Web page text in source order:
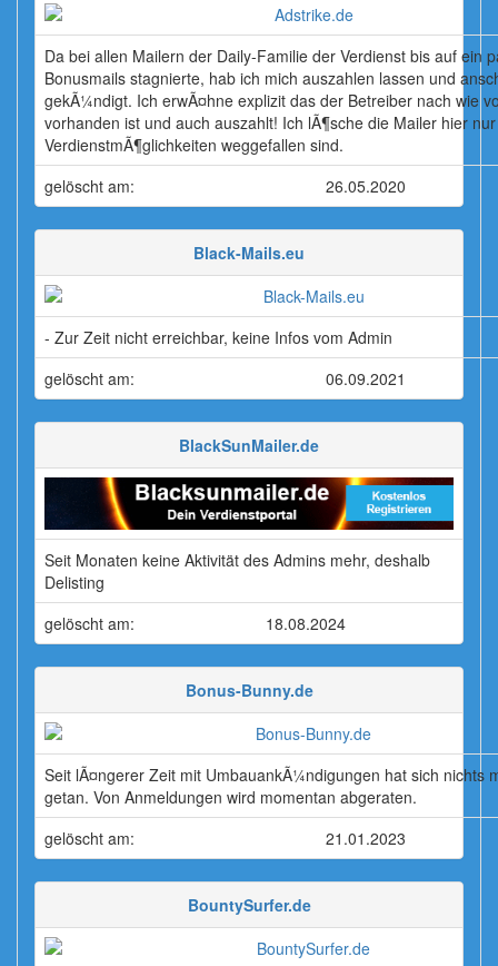
Da bei allen Mailern der Daily-Familie der Verdienst bis auf ein
Bonusmails stagnierte, hab ich mich auszahlen lassen und
gekÃ¼ndigt. Ich erwÃ¤hne explizit das der Betreiber nach wie
vorhanden ist und auch auszahlt! Ich lÃ¶sche die Mailer hier
VerdienstmÃ¶glichkeiten weggefallen sind.
gelöscht am:
26.05.2020
Black-Mails.eu
- Zur Zeit nicht erreichbar, keine Infos vom Admin
gelöscht am:
06.09.2021
BlackSunMailer.de
Seit Monaten keine Aktivität des Admins mehr, deshalb
Delisting
gelöscht am:
18.08.2024
Bonus-Bunny.de
Seit lÃ¤ngerer Zeit mit UmbauankÃ¼ndigungen hat sich nichts
getan. Von Anmeldungen wird momentan abgeraten.
gelöscht am:
21.01.2023
BountySurfer.de